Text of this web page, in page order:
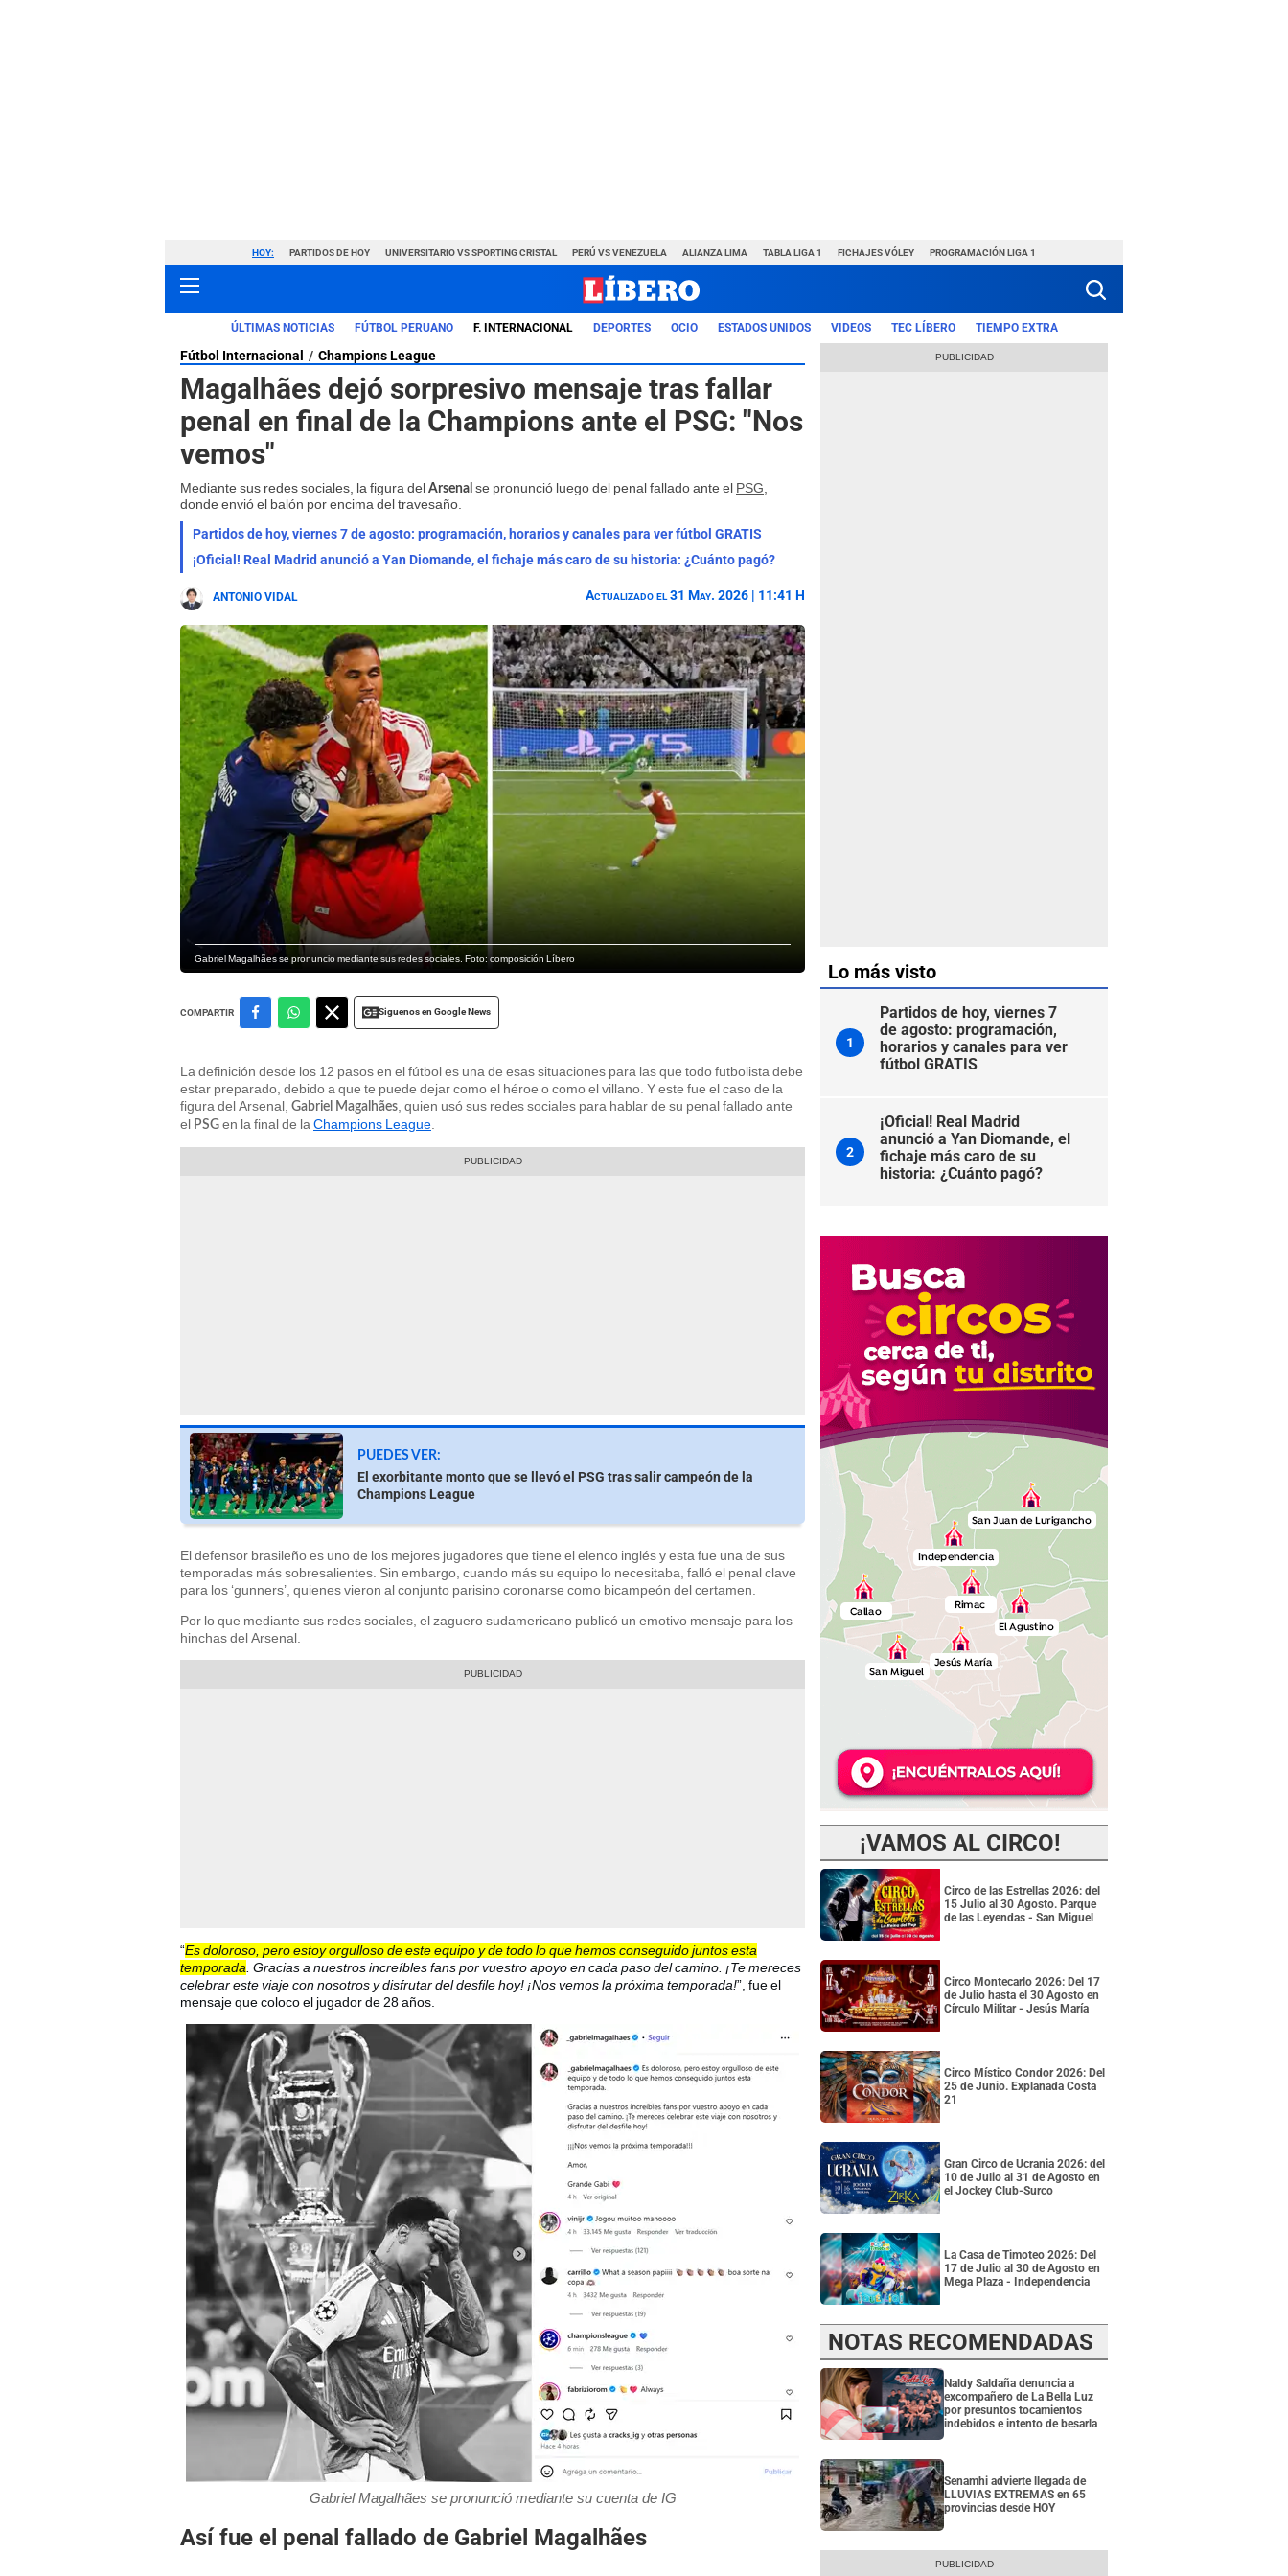
HOY: PARTIDOS DE HOY UNIVERSITARIO VS SPORTING CRISTAL PERÚ VS VENEZUELA ALIANZA LIMA TABLA LIGA 1 FICHAJES VÓLEY PROGRAMACIÓN LIGA 1
ÚLTIMAS NOTICIAS FÚTBOL PERUANO F. INTERNACIONAL DEPORTES OCIO ESTADOS UNIDOS VIDEOS TEC LÍBERO TIEMPO EXTRA
Fútbol Internacional Champions League
Magalhães dejó sorpresivo mensaje tras fallar
penal en final de la Champions ante el PSG: "Nos
vemos"
Mediante sus redes sociales, la figura del Arsenal se pronunció luego del penal fallado ante el PSG
donde envió el balón por encima del travesaño.
Partidos de hoy, viernes 7 de agosto: programación, horarios y canales para ver fútbol GRATIS
¡Oficial! Real Madrid anunció a Yan Diomande, el fichaje más caro de su historia: ¿Cuánto pagó?
ANTONIO VIDAL Actualizado el 31 May. 2026 | 11:41 H
Gabriel Magalhães se pronuncio mediante sus redes sociales. Foto: composición Líbero
COMPARTIR Siguenos en Google News
La definición desde los 12 pasos en el fútbol es una de esas situaciones para las que todo futbolista debe
estar preparado, debido a que te puede dejar como el héroe o como el villano. Y este fue el caso de la
figura del Arsenal, Gabriel Magalhães , quien usó sus redes sociales para hablar de su penal fallado ante
el PSG en la final de la Champions League
PUEDES VER:
El exorbitante monto que se llevó el PSG tras salir campeón de la
Champions League
El defensor brasileño es uno de los mejores jugadores que tiene el elenco inglés y esta fue una de sus
temporadas más sobresalientes. Sin embargo, cuando más su equipo lo necesitaba, falló el penal clave
para los ‘gunners’, quienes vieron al conjunto parisino coronarse como bicampeón del certamen.
Por lo que mediante sus redes sociales, el zaguero sudamericano publicó un emotivo mensaje para los
hinchas del Arsenal.
“Es doloroso, pero estoy orgulloso de este equipo y de todo lo que hemos conseguido juntos esta
temporada . Gracias a nuestros increíbles fans por vuestro apoyo en cada paso del camino. ¡Te mereces
celebrar este viaje con nosotros y disfrutar del desfile hoy! ¡Nos vemos la próxima temporada!”, fue el
mensaje que coloco el jugador de 28 años.
Gabriel Magalhães se pronunció mediante su cuenta de IG
Así fue el penal fallado de Gabriel Magalhães
Lo más visto
1
Partidos de hoy, viernes 7
de agosto: programación,
horarios y canales para ver
fútbol GRATIS
2
¡Oficial! Real Madrid
anunció a Yan Diomande, el
fichaje más caro de su
historia: ¿Cuánto pagó?
¡VAMOS AL CIRCO!
Circo de las Estrellas 2026: del
15 Julio al 30 Agosto. Parque
de las Leyendas - San Miguel
Circo Montecarlo 2026: Del 17
de Julio hasta el 30 Agosto en
Círculo Militar - Jesús María
Circo Místico Condor 2026: Del
25 de Junio. Explanada Costa
21
Gran Circo de Ucrania 2026: del
10 de Julio al 31 de Agosto en
el Jockey Club-Surco
La Casa de Timoteo 2026: Del
17 de Julio al 30 de Agosto en
Mega Plaza - Independencia
NOTAS RECOMENDADAS
Naldy Saldaña denuncia a
excompañero de La Bella Luz
por presuntos tocamientos
indebidos e intento de besarla
Senamhi advierte llegada de
LLUVIAS EXTREMAS en 65
provincias desde HOY